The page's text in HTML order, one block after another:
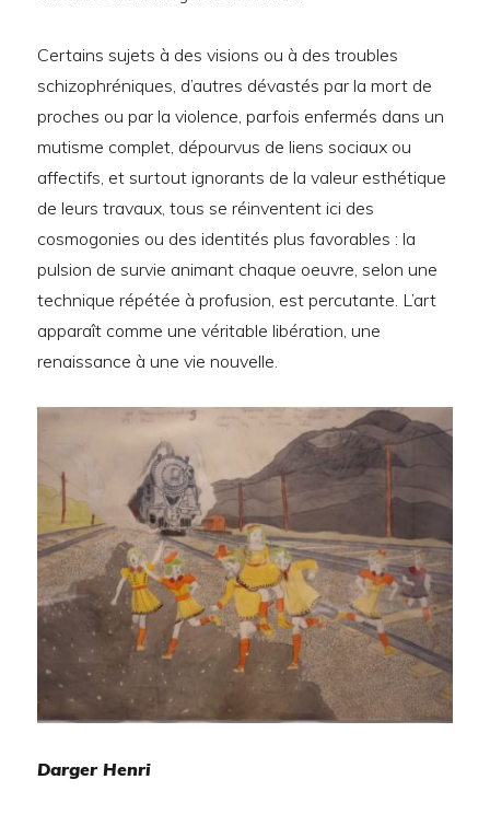
Certains sujets à des visions ou à des troubles
schizophréniques, d’autres dévastés par la mort de
proches ou par la violence, parfois enfermés dans un
mutisme complet, dépourvus de liens sociaux ou
affectifs, et surtout ignorants de la valeur esthétique
de leurs travaux, tous se réinventent ici des
cosmogonies ou des identités plus favorables : la
pulsion de survie animant chaque oeuvre, selon une
technique répétée à profusion, est percutante. L’art
apparaît comme une véritable libération, une
renaissance à une vie nouvelle.
Darger Henri